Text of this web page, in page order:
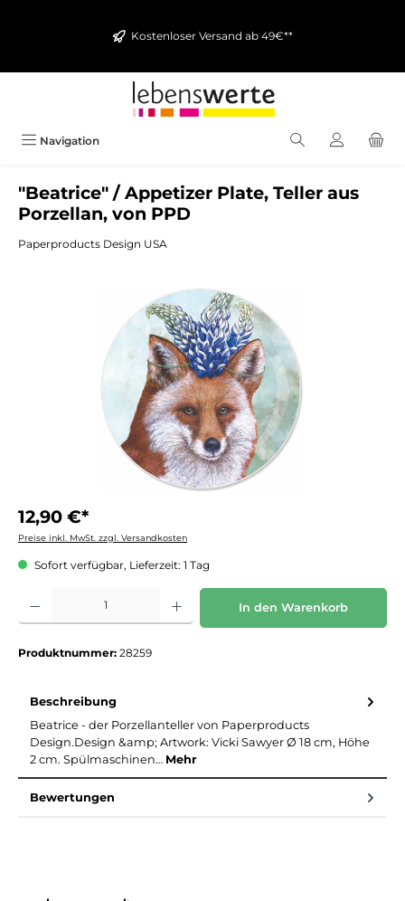
Kostenloser Versand ab 49€**
Navigation
"Beatrice" / Appetizer Plate, Teller aus
Porzellan, von PPD
Paperproducts Design USA
Bildergalerie überspringen
12,90 €*
Preise inkl. MwSt. zzgl. Versandkosten
Sofort verfügbar, Lieferzeit: 1 Tag
Produkt Anzahl: Gib den gewünschten Wert ein oder benutze die Schaltflächen um
In den Warenkorb
Produktnummer: 28259
Beschreibung
Beatrice - der Porzellanteller von Paperproducts
Design.Design &amp; Artwork: Vicki Sawyer Ø 18 cm, Höhe
2 cm. Spülmaschinen… Mehr
Bewertungen